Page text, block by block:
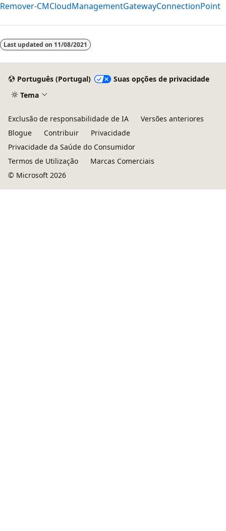
Remover-CMCloudManagementGatewayConnectionPoint
Last updated on 11/08/2021
Português (Portugal)
Suas opções de privacidade
Tema
Exclusão de responsabilidade de IA
Versões anteriores
Blogue
Contribuir
Privacidade
Privacidade da Saúde do Consumidor
Termos de Utilização
Marcas Comerciais
© Microsoft 2026